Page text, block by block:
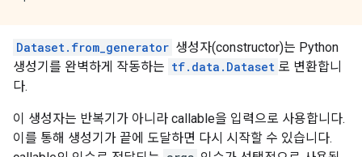
Dataset.from_generator 생성자(constructor)는 Python
생성기를 완벽하게 작동하는 tf.data.Dataset 로 변환합니
다.
이 생성자는 반복기가 아니라 callable을 입력으로 사용합니다.
이를 통해 생성기가 끝에 도달하면 다시 시작할 수 있습니다.